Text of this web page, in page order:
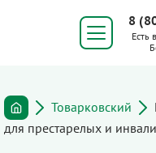
8
Есть
Товарковский
для престарелых и